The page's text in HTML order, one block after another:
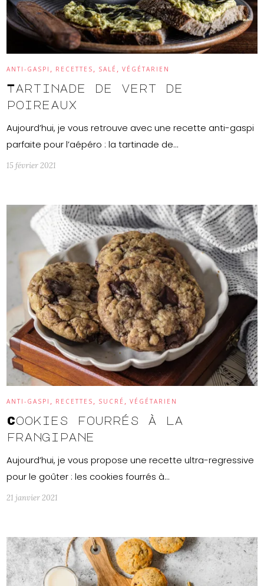
ANTI-GASPI , RECETTES , SALÉ , VÉGÉTARIEN
Tartinade de vert de
poireaux
Aujourd’hui, je vous retrouve avec une recette anti-gaspi
parfaite pour l’aépéro : la tartinade de…
15 février 2021
ANTI-GASPI , RECETTES , SUCRÉ , VÉGÉTARIEN
Cookies fourrés à la
frangipane
Aujourd’hui, je vous propose une recette ultra-regressive
pour le goûter : les cookies fourrés à…
21 janvier 2021